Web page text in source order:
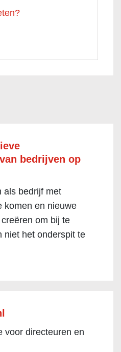
bedrijven op
als bedrijf met
komen en nieuwe
om bij te
niet het onderspit te
voor directeuren en